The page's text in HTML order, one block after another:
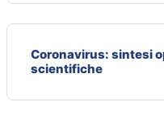
Coronavirus: sintesi
scientifiche